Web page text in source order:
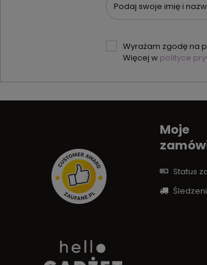
Podaj swoje imię i
Wyrażam zgodę na
Więcej w polityce
Moje
Status